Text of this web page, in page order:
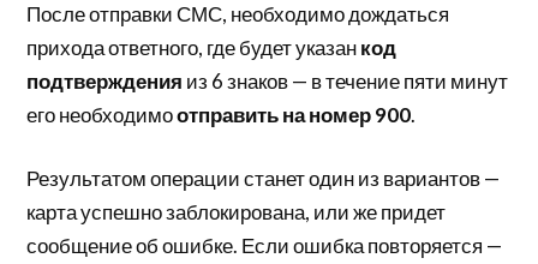
После отправки СМС, необходимо дождаться
прихода ответного, где будет указанкод
подтверждения из 6 знаков — в течение пяти минут
его необходимоотправить на номер 900.
Результатом операции станет один из вариантов —
карта успешно заблокирована, или же придет
сообщение об ошибке. Если ошибка повторяется —